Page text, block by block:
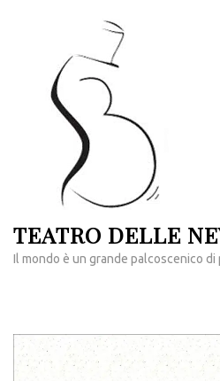
TEATRO DELLE
Il mondo è un grande palcoscenico di